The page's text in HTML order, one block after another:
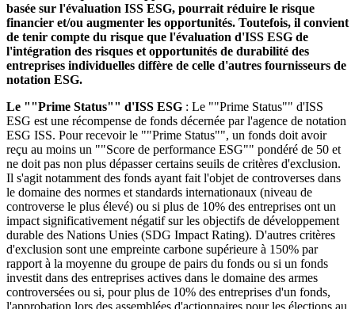
basée sur l'évaluation ISS ESG, pourrait réduire le risque
financier et/ou augmenter les opportunités. Toutefois, il convient
de tenir compte du risque que l'évaluation d'ISS ESG de
l'intégration des risques et opportunités de durabilité des
entreprises individuelles diffère de celle d'autres fournisseurs de
notation ESG.
Le ""Prime Status"" d'ISS ESG : Le ""Prime Status"" d'ISS
ESG est une récompense de fonds décernée par l'agence de notation
ESG ISS. Pour recevoir le ""Prime Status"", un fonds doit avoir
reçu au moins un ""Score de performance ESG"" pondéré de 50 et
ne doit pas non plus dépasser certains seuils de critères d'exclusion.
Il s'agit notamment des fonds ayant fait l'objet de controverses dans
le domaine des normes et standards internationaux (niveau de
controverse le plus élevé) ou si plus de 10% des entreprises ont un
impact significativement négatif sur les objectifs de développement
durable des Nations Unies (SDG Impact Rating). D'autres critères
d'exclusion sont une empreinte carbone supérieure à 150% par
rapport à la moyenne du groupe de pairs du fonds ou si un fonds
investit dans des entreprises actives dans le domaine des armes
controversées ou si, pour plus de 10% des entreprises d'un fonds,
l'approbation lors des assemblées d'actionnaires pour les élections au